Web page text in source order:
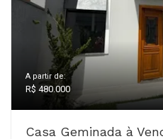
A partir de:
R$ 480.000
Casa Geminada à